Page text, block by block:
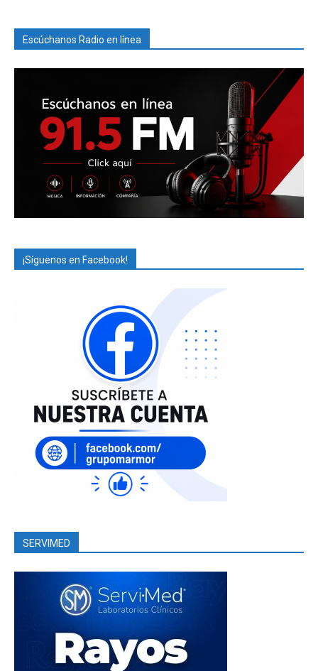
Escúchanos Radio en línea
¡Síguenos en Facebook!
SERVIMED